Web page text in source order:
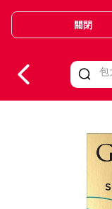
Valid Until
關閉